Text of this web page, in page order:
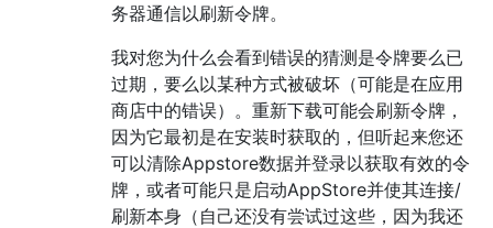
务器通信以刷新令牌。
我对您为什么会看到错误的猜测是令牌要么已
过期，要么以某种方式被破坏（可能是在应用
商店中的错误）。重新下载可能会刷新令牌，
因为它最初是在安装时获取的，但听起来您还
可以清除Appstore数据并登录以获取有效的令
牌，或者可能只是启动AppStore并使其连接/
刷新本身（自己还没有尝试过这些，因为我还